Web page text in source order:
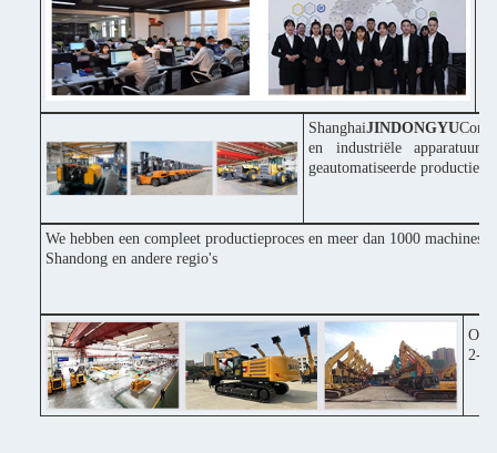
ShanghaiJINDONGYU
en industriële
geautomatiseerde
We hebben een compleet productieproces en meer dan 1000
Shandong en andere regio's
2-3